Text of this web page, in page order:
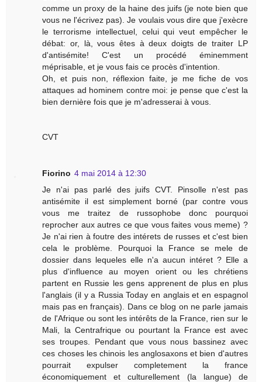
comme un proxy de la haine des juifs (je note bien que
vous ne l'écrivez pas). Je voulais vous dire que j'exècre
le terrorisme intellectuel, celui qui veut empêcher le
débat: or, là, vous êtes à deux doigts de traiter LP
d'antisémite! C'est un procédé éminemment
méprisable, et je vous fais ce procès d'intention.
Oh, et puis non, réflexion faite, je me fiche de vos
attaques ad hominem contre moi: je pense que c'est la
bien dernière fois que je m'adresserai à vous.
CVT
Fiorino 4 mai 2014 à 12:30
Je n'ai pas parlé des juifs CVT. Pinsolle n'est pas
antisémite il est simplement borné (par contre vous
vous me traitez de russophobe donc pourquoi
reprocher aux autres ce que vous faites vous meme) ?
Je n'ai rien à foutre des intérets de russes et c'est bien
cela le problème. Pourquoi la France se mele de
dossier dans lequeles elle n'a aucun intéret ? Elle a
plus d'influence au moyen orient ou les chrétiens
partent en Russie les gens apprenent de plus en plus
l'anglais (il y a Russia Today en anglais et en espagnol
mais pas en français). Dans ce blog on ne parle jamais
de l'Afrique ou sont les intérêts de la France, rien sur le
Mali, la Centrafrique ou pourtant la France est avec
ses troupes. Pendant que vous nous bassinez avec
ces choses les chinois les anglosaxons et bien d'autres
pourrait expulser completement la france
économiquement et culturellement (la langue) de